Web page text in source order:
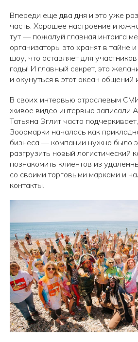
Впереди еще два дня и это уже
часть: Хорошее настроение и
тут — пожалуй главная интрига
организаторы это хранят в тайне
шоу, что оставляет для
годы! И главный секрет, это
и окунуться в этот океан общений
В своих интервью отраслевым
живое видео интервью записали
Татьяна Эглит часто
Зоормарки началась как
бизнеса — компании нужно было
разгрузить новый логистический
познакомить клиентов из
со своими торговыми марками и
контакты.